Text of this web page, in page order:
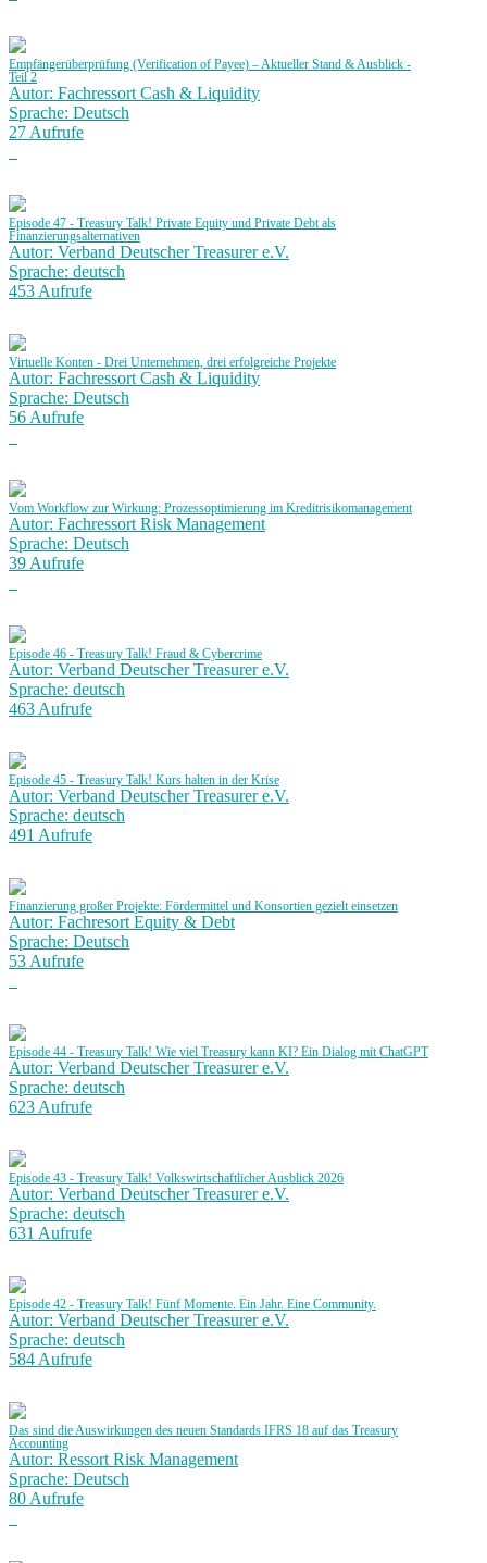
Empfängerüberprüfung (Verification of Payee) – Aktueller Stand & Ausblick -
Teil 2
Autor: Fachressort Cash & Liquidity
Sprache: Deutsch
27 Aufrufe
Episode 47 - Treasury Talk! Private Equity und Private Debt als
Finanzierungsalternativen
Autor: Verband Deutscher Treasurer e.V.
Sprache: deutsch
453 Aufrufe
Virtuelle Konten - Drei Unternehmen, drei erfolgreiche Projekte
Autor: Fachressort Cash & Liquidity
Sprache: Deutsch
56 Aufrufe
Vom Workflow zur Wirkung: Prozessoptimierung im Kreditrisikomanagement
Autor: Fachressort Risk Management
Sprache: Deutsch
39 Aufrufe
Episode 46 - Treasury Talk! Fraud & Cybercrime
Autor: Verband Deutscher Treasurer e.V.
Sprache: deutsch
463 Aufrufe
Episode 45 - Treasury Talk! Kurs halten in der Krise
Autor: Verband Deutscher Treasurer e.V.
Sprache: deutsch
491 Aufrufe
Finanzierung großer Projekte: Fördermittel und Konsortien gezielt einsetzen
Autor: Fachresort Equity & Debt
Sprache: Deutsch
53 Aufrufe
Episode 44 - Treasury Talk! Wie viel Treasury kann KI? Ein Dialog mit ChatGPT
Autor: Verband Deutscher Treasurer e.V.
Sprache: deutsch
623 Aufrufe
Episode 43 - Treasury Talk! Volkswirtschaftlicher Ausblick 2026
Autor: Verband Deutscher Treasurer e.V.
Sprache: deutsch
631 Aufrufe
Episode 42 - Treasury Talk! Fünf Momente. Ein Jahr. Eine Community.
Autor: Verband Deutscher Treasurer e.V.
Sprache: deutsch
584 Aufrufe
Das sind die Auswirkungen des neuen Standards IFRS 18 auf das Treasury
Accounting
Autor: Ressort Risk Management
Sprache: Deutsch
80 Aufrufe